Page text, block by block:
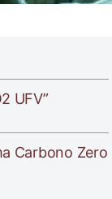
UFV”
Carbono Zero